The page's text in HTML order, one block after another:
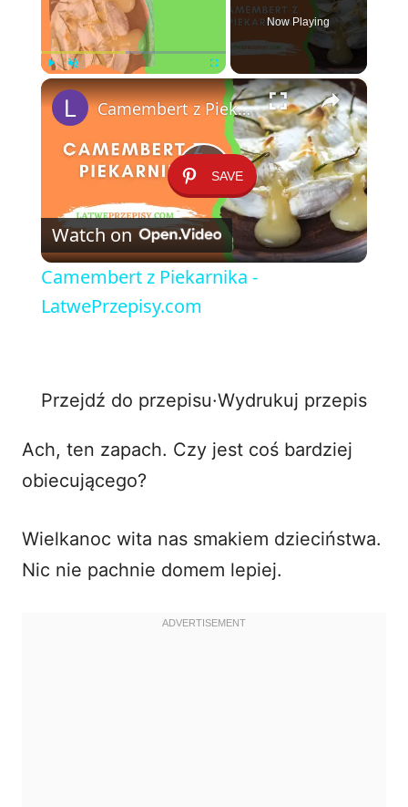
Fullscreen
Now Playing
×
SAVE
P
l
V
e
o
Camembert z Piekarnika - LatwePrzepisy.com
Watch on
Camembert z Piekarnika -
LatwePrzepisy.com
Przejdź do przepisu·Wydrukuj przepis
Ach, ten zapach. Czy jest coś bardziej
obiecującego?
Wielkanoc wita nas smakiem dzieciństwa.
Nic nie pachnie domem lepiej.